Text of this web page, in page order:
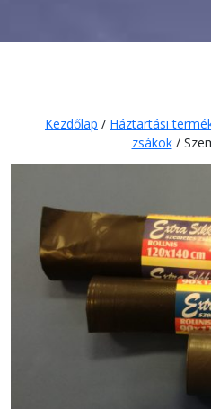
Kezdőlap / Háztartási
zsákok/